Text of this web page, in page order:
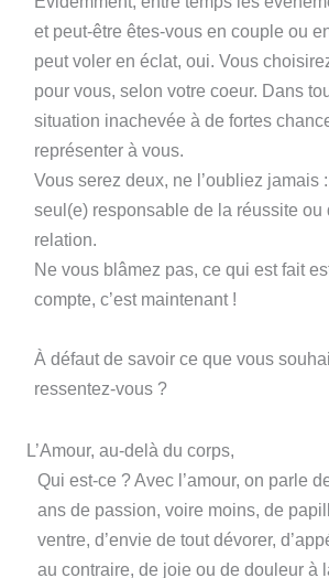
et peut-être êtes-vous en couple ou
peut voler en éclat, oui. Vous
pour vous, selon votre coeur. Dans
situation inachevée à de fortes
représenter à vous.
Vous serez deux, ne l’oubliez jamais
seul(e) responsable de la réussite ou
relation.
Ne vous blâmez pas, ce qui est fait
compte, c’est maintenant !
À défaut de savoir ce que vous
ressentez-vous ?
L’Amour, au-delà du corps,
Qui est-ce ? Avec l’amour, on parle
ans de passion, voire moins, de
ventre, d’envie de tout dévorer,
au contraire, de joie ou de douleur à